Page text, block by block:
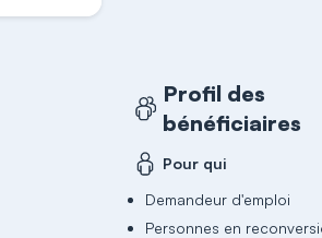
Profil des
bénéficiaires
Pour qui
Demandeur d'emploi
Personnes en